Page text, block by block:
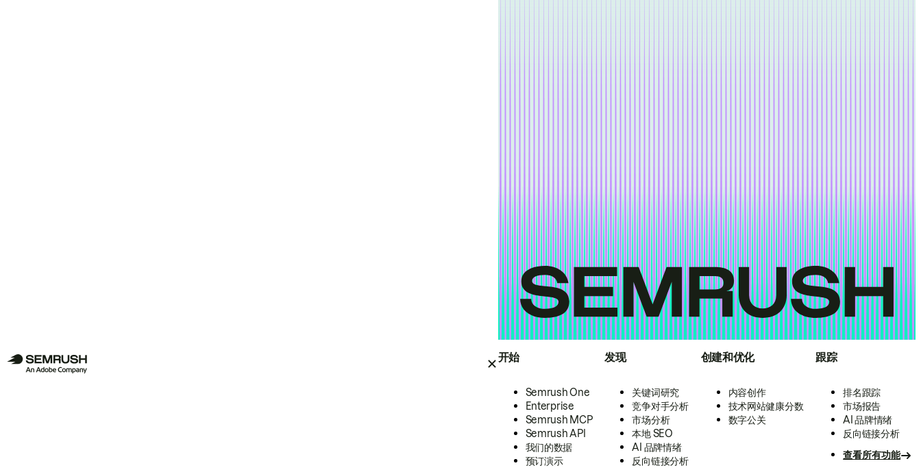
开始
Semrush One
Enterprise
Semrush MCP
Semrush API
我们的数据
预订演示
发现
关键词研究
竞争对手分析
市场分析
本地 SEO
AI 品牌情绪
反向链接分析
创建和优化
内容创作
技术网站健康分数
数字公关
跟踪
排名跟踪
市场报告
AI 品牌情绪
反向链接分析
查看所有功能